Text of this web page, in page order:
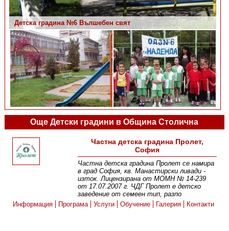
Детска градина №6 Вълшебен свят
Още Детски градини в Община Столична
Частна детска градина Пролет,
София
Частна детска градина Пролет се намира
в град София, кв. Манастирски ливади -
изток. Лицензирана от МОМН № 14-239
от 17.07.2007 г. ЧДГ Пролет е детско
заведение от семеен тип, разпо
Информация
Програма Услуги Обучение Галерия Контакти